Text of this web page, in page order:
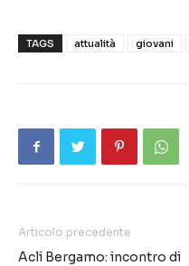
TAGS attualità giovani
Articolo precedente
Acli Bergamo: incontro di